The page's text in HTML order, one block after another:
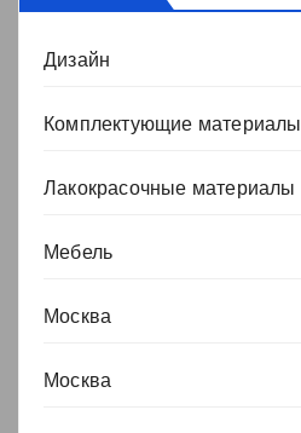
Дизайн
Комплектующие материалы
Лакокрасочные материалы
Мебель
Москва
Москва